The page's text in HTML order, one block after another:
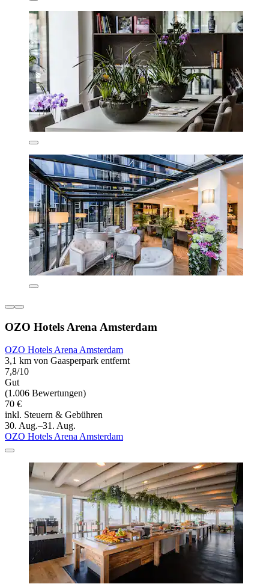
OZO Hotels Arena Amsterdam
OZO Hotels Arena Amsterdam
3,1 km von Gaasperpark entfernt
7,8/10
Gut
(1.006 Bewertungen)
70 €
inkl. Steuern & Gebühren
30. Aug.–31. Aug.
OZO Hotels Arena Amsterdam